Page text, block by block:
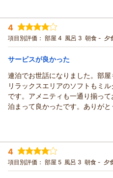
に存じます。
これからもリッチモンドホテル
るよう、日々サービスの向上に
また仙台にお越しの際は、ぜひ
再びお目にかかれますことを、
ます。
フロント 岩淵
支配人
お客様のまたのお越しを、スタ
ております。
フロント 大島
支配人
いただけたようで、スタッフ
さらに、ご滞在中の空き時間を
適にお過ごしいただけた様子が
共のホテルの設備を存分にご活
いただけましたら嬉しく存じま
これからも仙台でのご滞在がよ
ます。
次回仙台へお越しの際も、ぜひ
びいただけますと幸いです。ま
お待ち申し上げております。
投稿者： ボスさん(男性/60代)
宿泊プラン： 【朝食付き】ロイヤルホ
リードリンク付き
シングル 朝のみ
宿泊価格帯： 12,001～13,000円(大人
この度はリッチモンドホテル仙
がとうございます。
また、各方面にわたる温かいお
心より御礼申し上げます。
タイトルにも掲げていただき
の対応につきましてもご満足
存じます。
また、ホテル全体の清潔感への
んでいる清掃スタッフにとって
お客様から頂戴したお言葉を原
4
項目別評価： 部屋 4 風呂 3 朝食 - 夕
サービスが良かった
連泊でお世話になりました。部屋
リラックスエリアのソフトもミ
です。アメニティも一通り揃って
泊まって良かったです。ありがと
投稿者： はーちゃんさん(女性/30代)
宿泊プラン： 【食事なし】【清掃は3
泊プラン！
シングル 食事なし
宿泊価格帯： 7,001～8,000円(大人一
4
項目別評価： 部屋 5 風呂 3 朝食 - 夕